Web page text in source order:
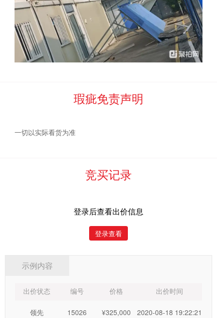
竞买人按照实际成交数量计算前述服务佣金。
（3）按照批次计收佣金
竞价成交后，竞买人应按照实际成交批次乘以人民币
1. 为规范网络竞价行为，根据有关法律法规特制定本规
2. 本规则适用于在“云筑互助宝竞价平台”进行竞买交易的
3. 起拍价不代表保留价。达到保留价且最高出价者，为最
及相关附件内容，承担本次竞买所约定的全部义务。
能力。委托方和承接该标的的平台服务商声明不提供统一的竞
瑕疵免责声明
一切以实际看货为准
竞买记录
登录后查看出价信息
登录查看
示例内容
出价状态 编号 价格 出价时间
领先 15026 ¥325,000 2020-08-18 19:22:21